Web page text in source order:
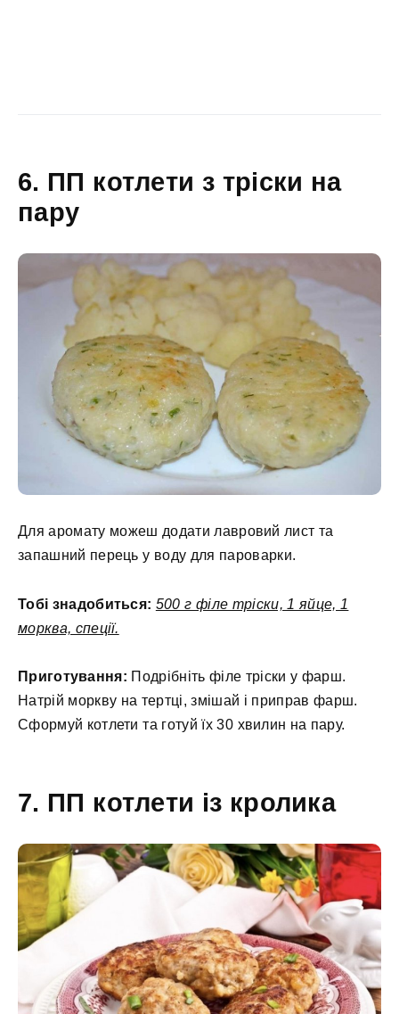
6. ПП котлети з тріски на
пару
Для аромату можеш додати лавровий лист та
запашний перець у воду для пароварки.
Тобі знадобиться: 500 г філе тріски, 1 яйце, 1
морква, спеції.
Приготування: Подрібніть філе тріски у фарш.
Натрій моркву на тертці, змішай і приправ фарш.
Сформуй котлети та готуй їх 30 хвилин на пару.
7. ПП котлети із кролика